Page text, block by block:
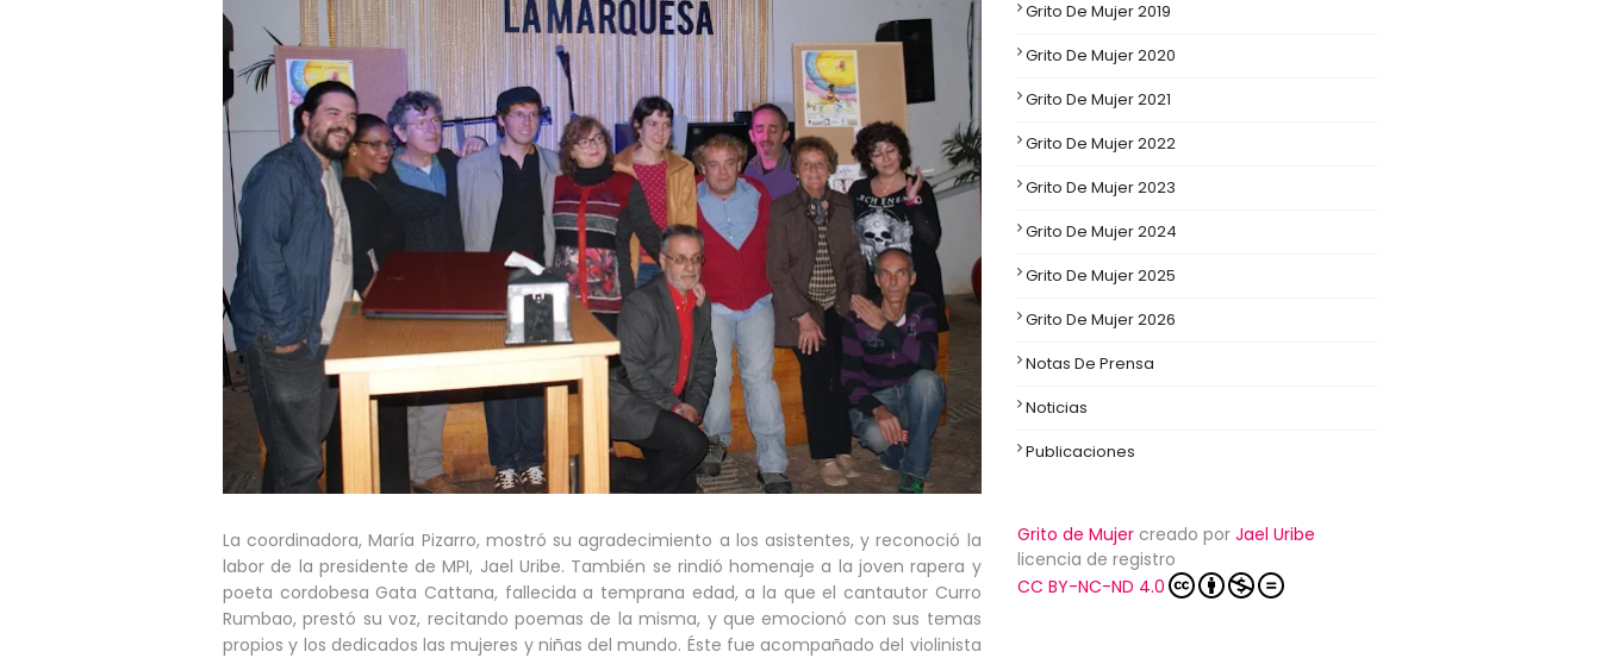
La coordinadora, María Pizarro, mostró su agradecimiento a los asistentes, y reconoció la
labor de la presidente de MPI, Jael Uribe. También se rindió homenaje a la joven rapera y
poeta cordobesa Gata Cattana, fallecida a temprana edad, a la que el cantautor Curro
Rumbao, prestó su voz, recitando poemas de la misma, y que emocionó con sus temas
propios y los dedicados las mujeres y niñas del mundo. Éste fue acompañado del violinista
Grito De Mujer 2019
Grito De Mujer 2020
Grito De Mujer 2021
Grito De Mujer 2022
Grito De Mujer 2023
Grito De Mujer 2024
Grito De Mujer 2025
Grito De Mujer 2026
Notas De Prensa
Noticias
Publicaciones
Grito de Mujercreado por Jael Uribe
licencia de registro
CC BY-NC-ND 4.0